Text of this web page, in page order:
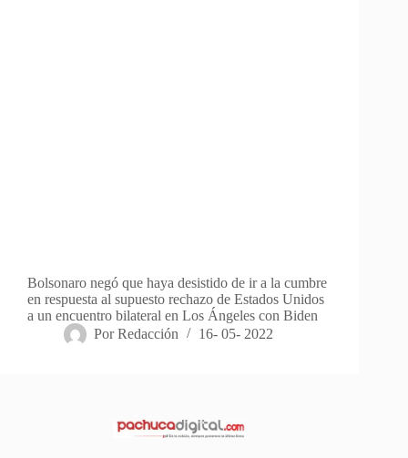
Bolsonaro negó que haya desistido de ir a la cumbre
en respuesta al supuesto rechazo de Estados Unidos
a un encuentro bilateral en Los Ángeles con Biden
Por Redacción 16- 05- 2022